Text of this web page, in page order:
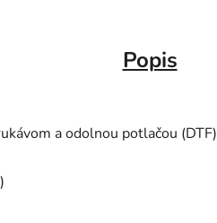
Popis
a odolnou potlačou (DTF)